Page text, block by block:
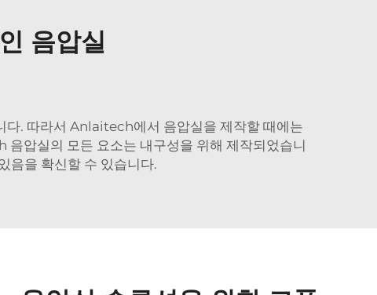
음압실
다. 따라서 Anlaitech에서 음압실을 제작할 때에는
압실의 모든 요소는 내구성을 위해 제작되었습니
음을 확신할 수 있습니다.